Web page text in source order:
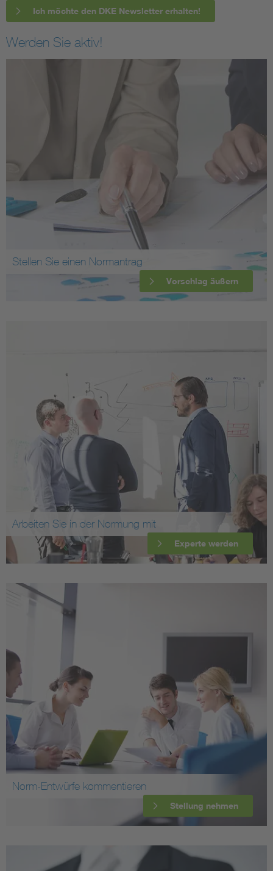
Ich möchte den DKE Newsletter erhalten!
Werden Sie aktiv!
Stellen Sie einen Normantrag
Vorschlag äußern
Arbeiten Sie in der Normung mit
Experte werden
Norm-Entwürfe kommentieren
Stellung nehmen